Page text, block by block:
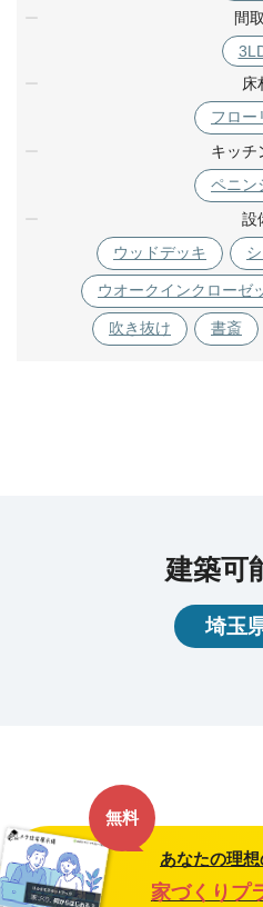
間
床
フロー
キッチ
ペニン
設
ウッドデッキ
ウオークインクローゼ
吹き抜け 書斎
建築可
埼玉
無料
あなたの理
家づくりプ